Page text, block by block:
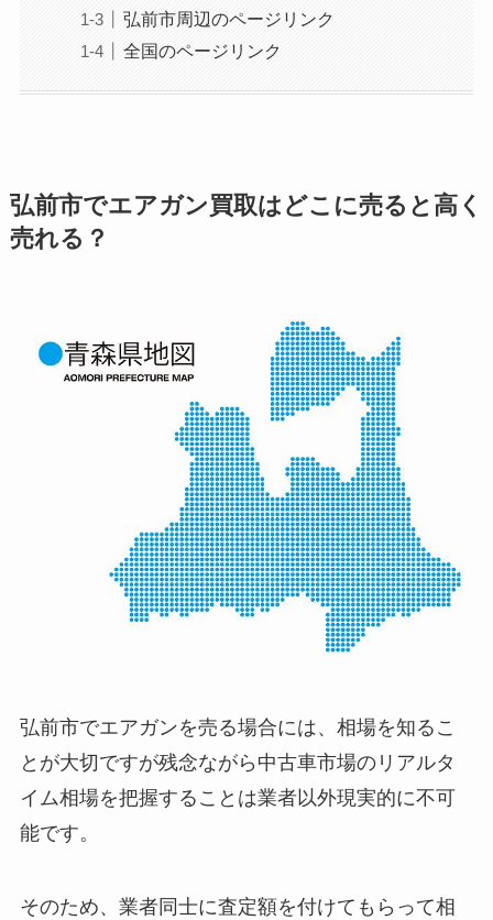
弘前市周辺のページリンク
全国のページリンク
弘前市でエアガン買取はどこに売ると高く
売れる？
弘前市でエアガンを売る場合には、相場を知るこ
とが大切ですが残念ながら中古車市場のリアルタ
イム相場を把握することは業者以外現実的に不可
能です。
そのため、業者同士に査定額を付けてもらって相